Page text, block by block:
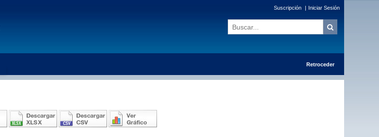
Suscripción | Iniciar Sesión
Retroceder